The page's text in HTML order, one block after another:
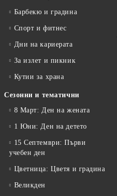
Барбекю и градина
Спорт и фитнес
Дни на кариерата
За излет и пикник
Кутии за храна
Сезонни и тематични
8 Март: Ден на жената
1 Юни: Ден на детето
15 Септември: Първи
учебен ден
Цветница: Цветя и градина
Великден